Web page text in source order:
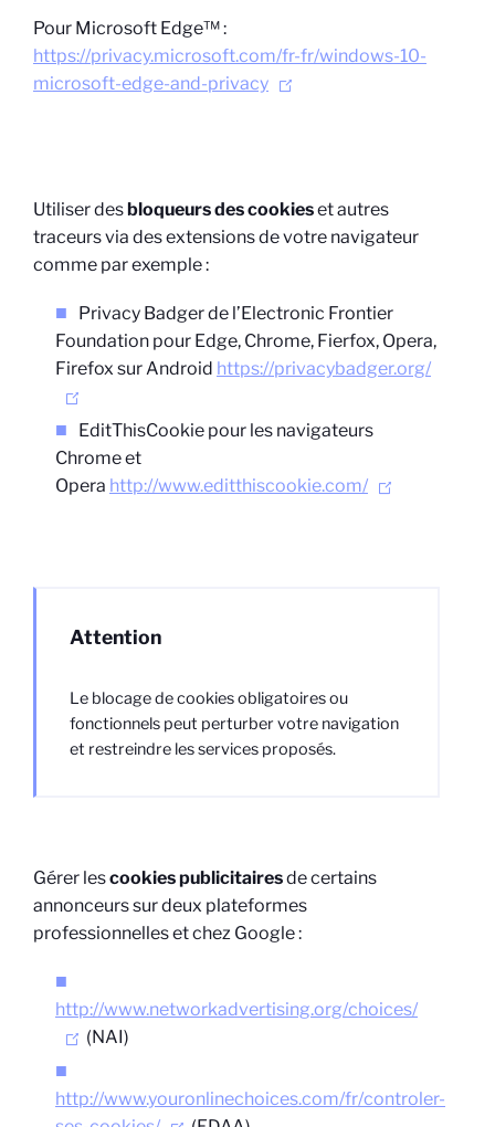
Pour Microsoft Edge™ :
https://privacy.microsoft.com/fr-fr/windows-10-
microsoft-edge-and-privacy
Utiliser des bloqueurs des cookieset autres
traceurs via des extensions de votre navigateur
comme par exemple :
Privacy Badger de l’Electronic Frontier
Foundation pour Edge, Chrome, Fierfox, Opera,
Firefox sur Android https://privacybadger.org/
EditThisCookie pour les navigateurs
Chrome et
Opera http://www.editthiscookie.com/
Attention
Le blocage de cookies obligatoires ou
fonctionnels peut perturber votre navigation
et restreindre les services proposés.
Gérer lescookies publicitairesde certains
annonceurs sur deux plateformes
professionnelles et chez Google :
http://www.networkadvertising.org/choices/
(NAI)
http://www.youronlinechoices.com/fr/controler-